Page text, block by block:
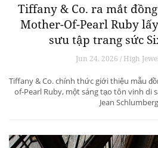
Tiffany & Co. ra mắt
Mother-Of-Pearl Ruby
sưu tập trang sức
Jun 24, 2026 / High
Tiffany & Co. chính thức giới thiệu mẫu
of-Pearl Ruby, một sáng tạo tôn vinh di
Jean